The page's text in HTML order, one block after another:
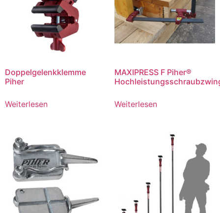
Doppelgelenkklemme
Piher
Weiterlesen
MAXIPRESS F Piher®
Weiterlesen